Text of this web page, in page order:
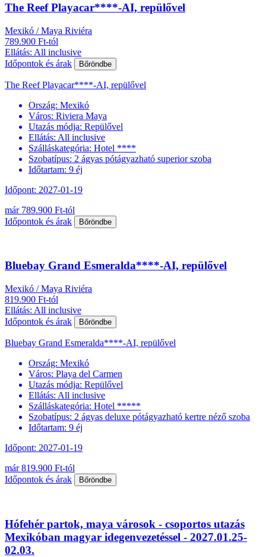
The Reef Playacar****-AI, repülővel
Mexikó / Maya Riviéra
789.900 Ft-tól
Ellátás: All inclusive
Időpontok és árak
Bőröndbe
The Reef Playacar****-AI, repülővel
Ország: Mexikó
Város: Riviera Maya
Utazás módja: Repülővel
Ellátás: All inclusive
Szálláskategória: Hotel ****
Szobatípus: 2 ágyas pótágyazható superior szoba
Időtartam: 9 éj
Időpont: 2027-01-19
már 789.900 Ft-tól
Időpontok és árak
Bőröndbe
Bluebay Grand Esmeralda****-AI, repülővel
Mexikó / Maya Riviéra
819.900 Ft-tól
Ellátás: All inclusive
Időpontok és árak
Bőröndbe
Bluebay Grand Esmeralda****-AI, repülővel
Ország: Mexikó
Város: Playa del Carmen
Utazás módja: Repülővel
Ellátás: All inclusive
Szálláskategória: Hotel *****
Szobatípus: 2 ágyas deluxe pótágyazható kertre néző szoba
Időtartam: 9 éj
Időpont: 2027-01-19
már 819.900 Ft-tól
Időpontok és árak
Bőröndbe
Hófehér partok, maya városok - csoportos utazás
Mexikóban magyar idegenvezetéssel - 2027.01.25-
02.03.